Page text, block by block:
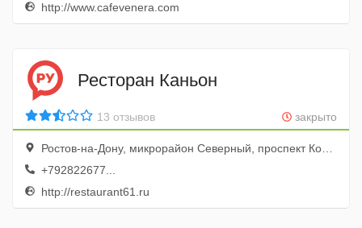
http://www.cafevenera.com
Ресторан Каньон
закрыто
13 отзывов
Ростов-на-Дону, микрорайон Северный, проспект Королева, 30Г
+792822677...
http://restaurant61.ru